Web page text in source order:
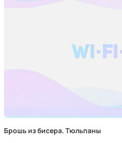
Брошь из бисера. Тюльпаны